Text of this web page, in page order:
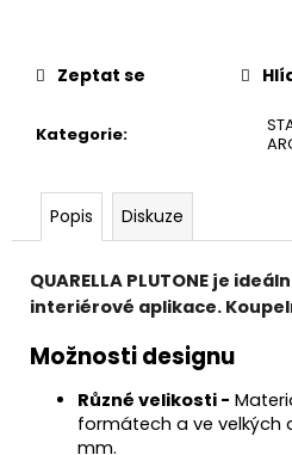
Kategorie:
Zeptat se
Popis Diskuze
QUARELLA PLUTONE je
interiérové aplikace.
Možnosti designu
Různé velikosti -
formátech a ve velkých
mm.